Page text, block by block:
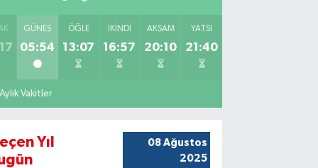
GÜNEŞ
05:54
ÖĞLE
13:07
İKINDI
16:57
AKŞAM
20:10
YATSI
21:40
Aylık Vakitler
Yıl
08 Ağustos
2025